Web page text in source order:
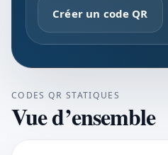
Créer un code QR
CODES QR STATIQUES
Vue d’ensemble